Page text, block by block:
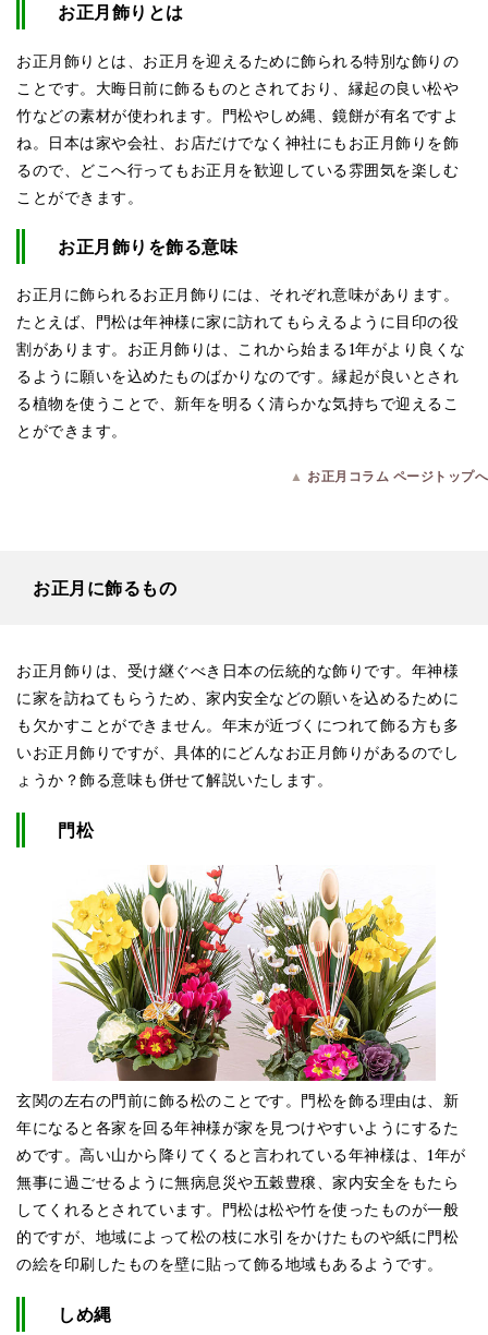
お正月飾りとは
お正月飾りとは、お正月を迎えるために飾られる特別な飾りの
ことです。大晦日前に飾るものとされており、縁起の良い松や
竹などの素材が使われます。門松やしめ縄、鏡餅が有名ですよ
ね。日本は家や会社、お店だけでなく神社にもお正月飾りを飾
るので、どこへ行ってもお正月を歓迎している雰囲気を楽しむ
ことができます。
お正月飾りを飾る意味
お正月に飾られるお正月飾りには、それぞれ意味があります。
たとえば、門松は年神様に家に訪れてもらえるように目印の役
割があります。お正月飾りは、これから始まる1年がより良くな
るように願いを込めたものばかりなのです。縁起が良いとされ
る植物を使うことで、新年を明るく清らかな気持ちで迎えるこ
とができます。
▲ お正月コラム ページトップへ
お正月に飾るもの
お正月飾りは、受け継ぐべき日本の伝統的な飾りです。年神様
に家を訪ねてもらうため、家内安全などの願いを込めるために
も欠かすことができません。年末が近づくにつれて飾る方も多
いお正月飾りですが、具体的にどんなお正月飾りがあるのでし
ょうか？飾る意味も併せて解説いたします。
門松
玄関の左右の門前に飾る松のことです。門松を飾る理由は、新
年になると各家を回る年神様が家を見つけやすいようにするた
めです。高い山から降りてくると言われている年神様は、1年が
無事に過ごせるように無病息災や五穀豊穣、家内安全をもたら
してくれるとされています。門松は松や竹を使ったものが一般
的ですが、地域によって松の枝に水引をかけたものや紙に門松
の絵を印刷したものを壁に貼って飾る地域もあるようです。
しめ縄